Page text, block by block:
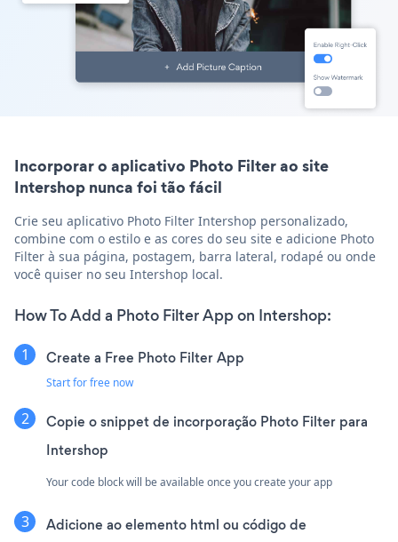
Incorporar o aplicativo Photo Filter ao site
Intershop nunca foi tão fácil
Crie seu aplicativo Photo Filter Intershop personalizado,
combine com o estilo e as cores do seu site e adicione Photo
Filter à sua página, postagem, barra lateral, rodapé ou onde
você quiser no seu Intershop local.
How To Add a Photo Filter App on Intershop:
Create a Free Photo Filter App
Start for free now
Copie o snippet de incorporação Photo Filter para
Intershop
Your code block will be available once you create your app
Adicione ao elemento html ou código de